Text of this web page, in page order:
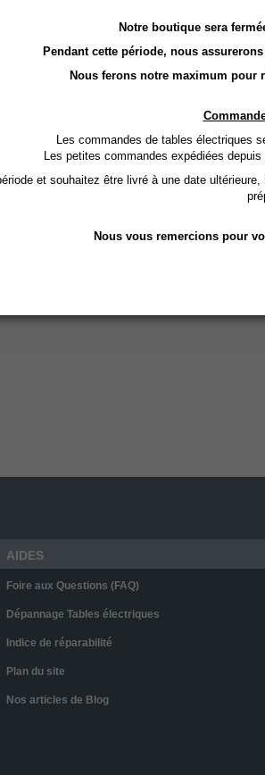
AIDES
Foire aux Questions (FAQ)
Dépannage Tables électriques
Indice de réparabilité
Plan du site
Nos articles de Blog
Notre boutique sera
Pendant cette période, nous
Nous ferons notre maximum pour
Les commandes de tables électriques
Les petites commandes expédiées
et souhaitez être livré à une date
Nous vous remercions pour